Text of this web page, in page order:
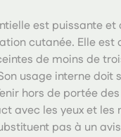
est puissante
cutanée. Elle est
de moins de
usage interne doit
hors de portée
avec les yeux et les
pas à un